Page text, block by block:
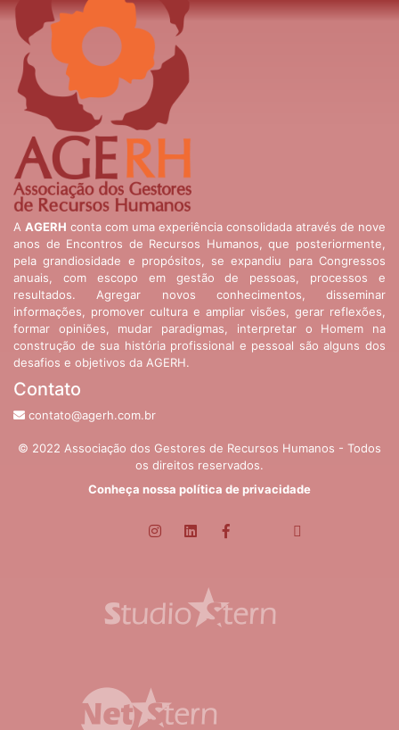
A AGERH conta com uma experiência consolidada através de nove
anos de Encontros de Recursos Humanos, que posteriormente,
pela grandiosidade e propósitos, se expandiu para Congressos
anuais, com escopo em gestão de pessoas, processos e
resultados. Agregar novos conhecimentos, disseminar
informações, promover cultura e ampliar visões, gerar reflexões,
formar opiniões, mudar paradigmas, interpretar o Homem na
construção de sua história profissional e pessoal são alguns dos
desafios e objetivos da AGERH.
Contato
contato@agerh.com.br
© 2022 Associação dos Gestores de Recursos Humanos - Todos
os direitos reservados.
Conheça nossa política de privacidade